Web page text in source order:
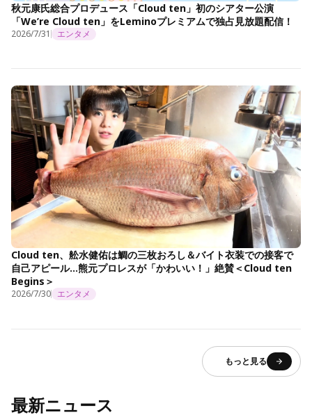
秋元康氏総合プロデュース「Cloud ten」初のシアター公演
「We’re Cloud ten」をLeminoプレミアムで独占見放題配信！
2026/7/31 エンタメ
Cloud ten、舩水健佑は鯛の三枚おろし＆バイト衣装での接客で
自己アピール…熊元プロレスが「かわいい！」絶賛＜Cloud ten
Begins＞
2026/7/30 エンタメ
もっと見る
最新ニュース